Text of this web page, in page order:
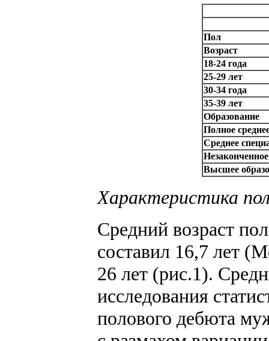
Пол
Возраст
18-24 года
25-29 лет
30-34 года
35-39 лет
Образование
Полное
Среднее
Высшее
Характеристика
Средний возраст
составил 16,7 лет
26 лет (рис.1).
исследования
полового дебюта